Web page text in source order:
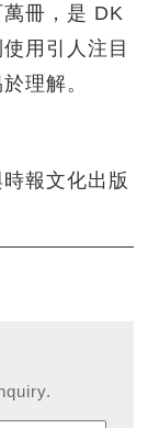
萬冊，是 DK
用引人注目
理解。
報文化出版